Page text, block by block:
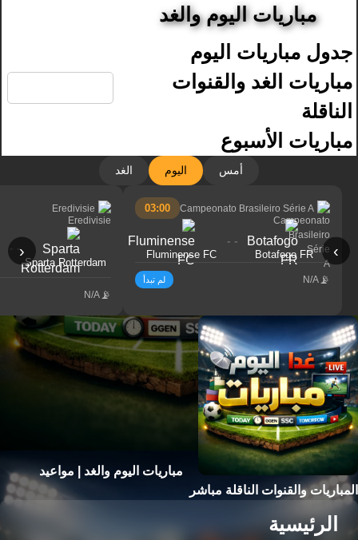
مباريات اليوم والغد
جدول مباريات اليوم
مباريات الغد والقنوات
الناقلة
مباريات الأسبوع
أمس اليوم الغد
‹ ›
Campeonato Brasileiro Série A
03:00
Botafogo FR
- -
Fluminense FC
N/A لم تبدأ
Eredivisie
Sparta Rotterdam
- -
N/A
مباريات اليوم والغد | مواعيد
المباريات والقنوات الناقلة مباشر
الرئيسية